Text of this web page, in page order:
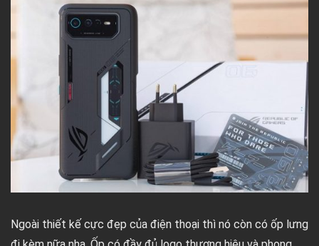
Ngoài thiết kế cực đẹp của điện thoại thì nó còn có ốp lưng